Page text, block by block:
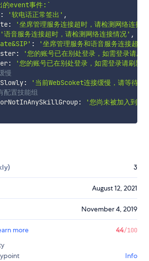
的event事件: `
: '软电话正常签出' ,
:
'坐席管理服务连接超时，请检测网络连接
'语音服务连接超时，请检测网络连接情况' ,
:
'坐席管理服务和语音服务连接超
:
'您的账号已在别处登录，如需登录请刷
:
'您的账号已在别处登录，如需登录请刷新
慢
:
'当前WebScoket连接缓慢，请等待
置技能组
:
'您尚未被加入到技
3
August 12, 2021
November 4, 2019
more 44/100
Info